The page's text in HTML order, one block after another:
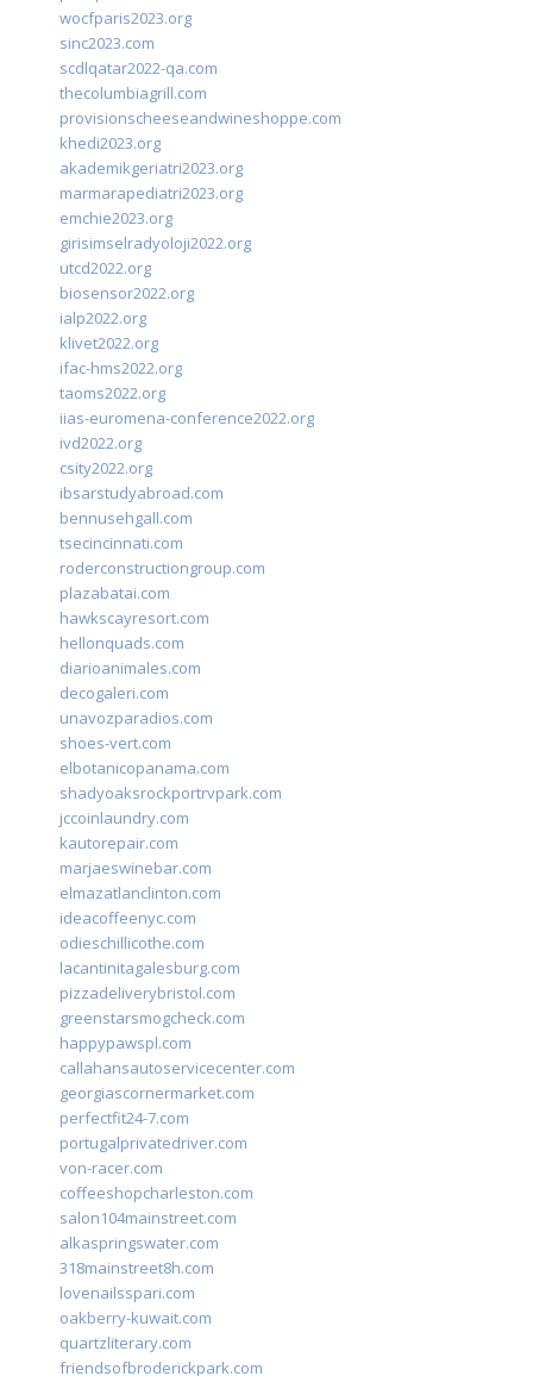
wocfparis2023.org
sinc2023.com
scdlqatar2022-qa.com
thecolumbiagrill.com
provisionscheeseandwineshoppe.com
khedi2023.org
akademikgeriatri2023.org
marmarapediatri2023.org
emchie2023.org
girisimselradyoloji2022.org
utcd2022.org
biosensor2022.org
ialp2022.org
klivet2022.org
ifac-hms2022.org
taoms2022.org
iias-euromena-conference2022.org
ivd2022.org
csity2022.org
ibsarstudyabroad.com
bennusehgall.com
tsecincinnati.com
roderconstructiongroup.com
plazabatai.com
hawkscayresort.com
hellonquads.com
diarioanimales.com
decogaleri.com
unavozparadios.com
shoes-vert.com
elbotanicopanama.com
shadyoaksrockportrvpark.com
jccoinlaundry.com
kautorepair.com
marjaeswinebar.com
elmazatlanclinton.com
ideacoffeenyc.com
odieschillicothe.com
lacantinitagalesburg.com
pizzadeliverybristol.com
greenstarsmogcheck.com
happypawspl.com
callahansautoservicecenter.com
georgiascornermarket.com
perfectfit24-7.com
portugalprivatedriver.com
von-racer.com
coffeeshopcharleston.com
salon104mainstreet.com
alkaspringswater.com
318mainstreet8h.com
lovenailsspari.com
oakberry-kuwait.com
quartzliterary.com
friendsofbroderickpark.com